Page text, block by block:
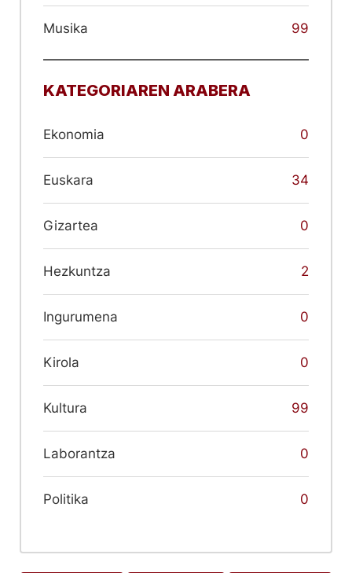
Musika 99
KATEGORIAREN ARABERA
Ekonomia 0
Euskara 34
Gizartea 0
Hezkuntza 2
Ingurumena 0
Kirola 0
Kultura 99
Laborantza 0
Politika 0